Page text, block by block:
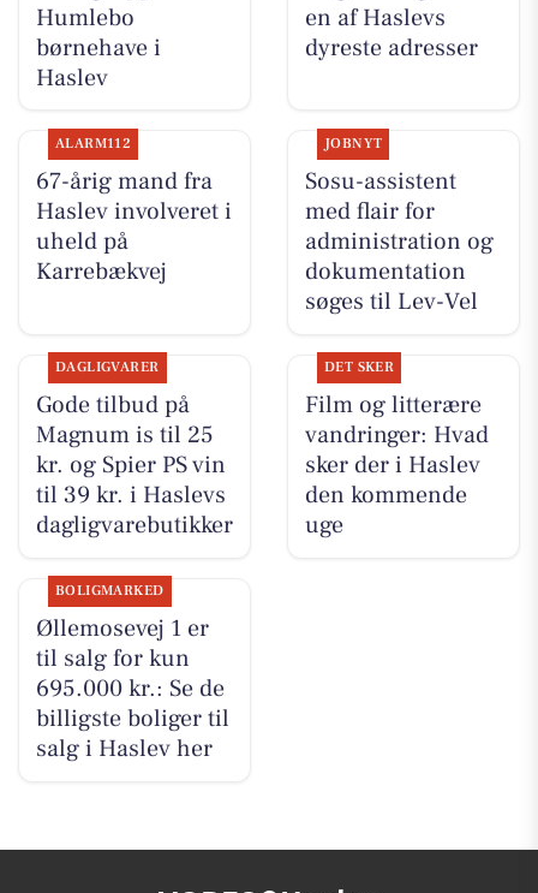
Humlebo
børnehave i
Haslev
en af Haslevs
dyreste adresser
ALARM112
67-årig mand fra
Haslev involveret i
uheld på
Karrebækvej
JOBNYT
Sosu-assistent
med flair for
administration og
dokumentation
søges til Lev-Vel
DAGLIGVARER
Gode tilbud på
Magnum is til 25
kr. og Spier PS vin
til 39 kr. i Haslevs
dagligvarebutikker
DET SKER
Film og litterære
vandringer: Hvad
sker der i Haslev
den kommende
uge
BOLIGMARKED
Øllemosevej 1 er
til salg for kun
695.000 kr.: Se de
billigste boliger til
salg i Haslev her